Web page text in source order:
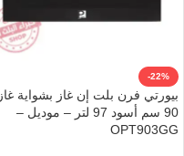
-22%
بيورتي فرن بلت إن غاز بشواية غاز
90 سم أسود 97 لتر – موديل –
OPT903GG